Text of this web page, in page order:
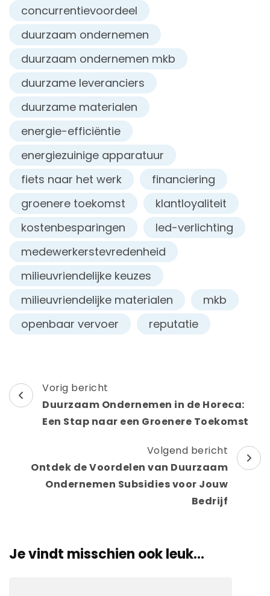
concurrentievoordeel
duurzaam ondernemen
duurzaam ondernemen mkb
duurzame leveranciers
duurzame materialen
energie-efficiëntie
energiezuinige apparatuur
fiets naar het werk
financiering
groenere toekomst
klantloyaliteit
kostenbesparingen
led-verlichting
medewerkerstevredenheid
milieuvriendelijke keuzes
milieuvriendelijke materialen
mkb
openbaar vervoer
reputatie
Berichtnavigatie
Vorig bericht
Duurzaam Ondernemen in de Horeca:
Een Stap naar een Groenere Toekomst
Volgend bericht
Ontdek de Voordelen van Duurzaam
Ondernemen Subsidies voor Jouw
Bedrijf
Je vindt misschien ook leuk...